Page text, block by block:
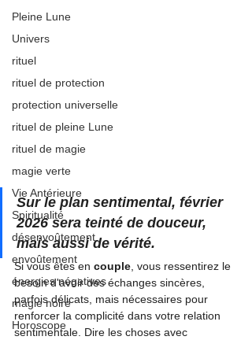
Pleine Lune
Univers
rituel
rituel de protection
protection universelle
rituel de pleine Lune
rituel de magie
magie verte
Vie Antérieure
Spiritualité
désenvoûtement
envoûtement
énergies négatives
magie noire
Horoscope
Sur le plan sentimental, février
2026 sera teinté de douceur,
mais aussi de vérité.
Si vous êtes en couple, vous ressentirez le
besoin d'avoir des échanges sincères,
parfois délicats, mais nécessaires pour
renforcer la complicité dans votre relation
sentimentale. Dire les choses avec